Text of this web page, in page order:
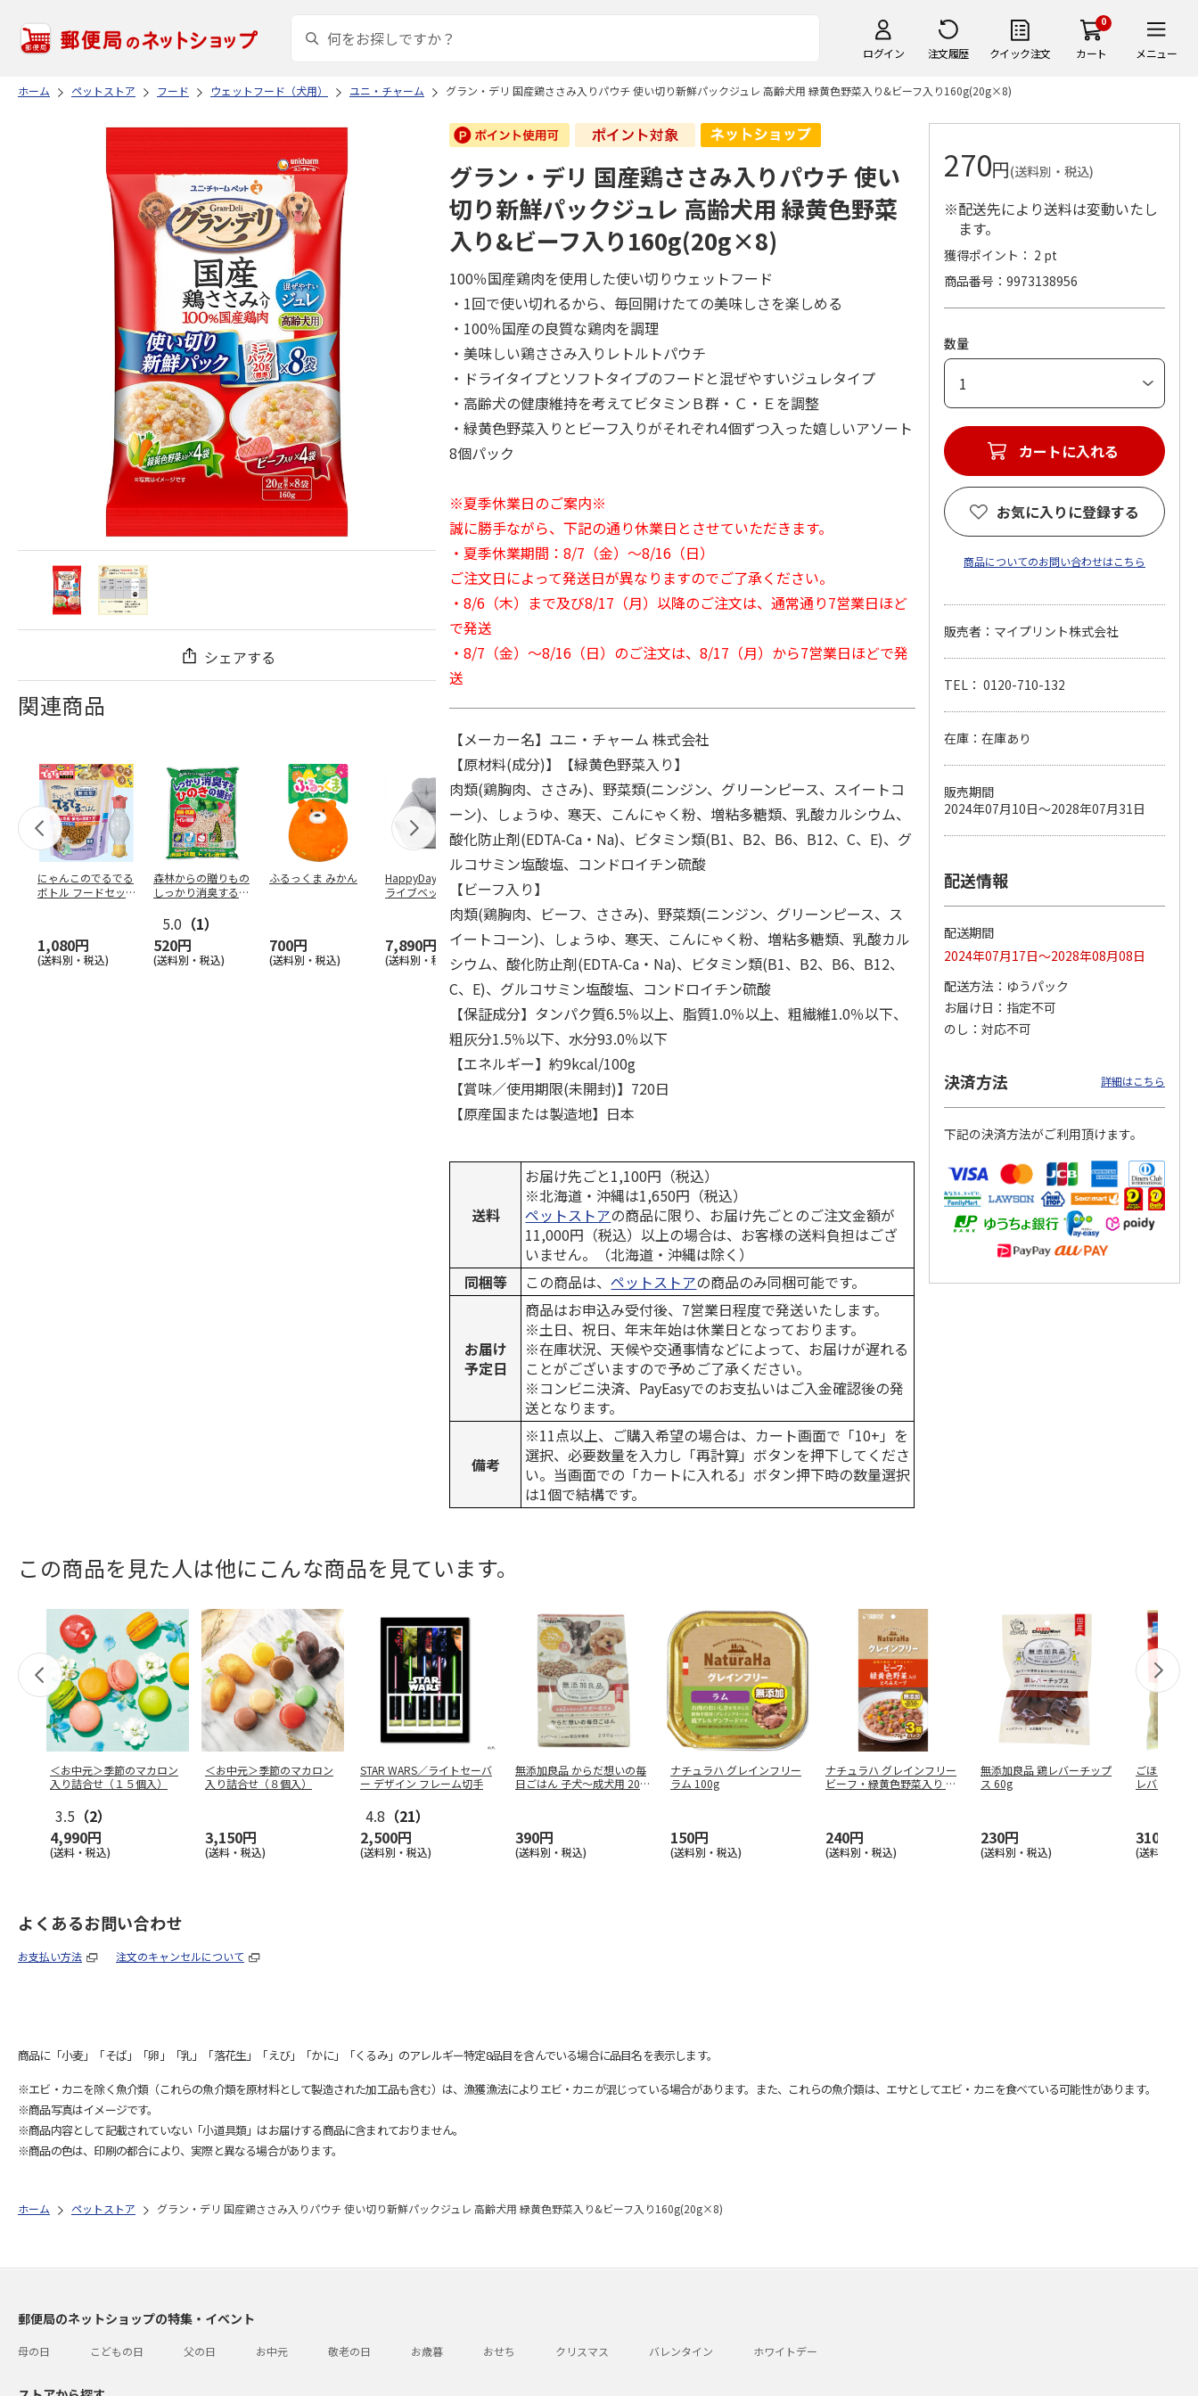
ログイン 注文履歴 クイック注文
0
カート メニュー
ホーム ペットストア フード ウェットフード（犬用） ユニ・チャーム グラン・デリ 国産鶏ささみ入りパウチ 使い切り新鮮パックジュレ 高齢犬用 緑黄色野菜入り&ビーフ入り160g(20g×8)
シェアする
関連商品
にゃんこのでるでる
ボトル フードセッ
1,080円
(送料別・税込)
森林からの贈りもの
しっかり消臭するひ
5.0 （1）
520円
(送料別・税込)
ふるっくま みかん
700円
(送料別・税込)
HappyDays 2wayド
ライブベッド グレ
7,890円
(送料別・税込)
をとる砂専用 猫ト
イレ ナチュラルグ
レー
1,550円
(送料別・税込)
ンド 4L
1,320円
(送料別・税込)
ぐるぐるボーン型 S
…
470円
(送料別・税込)
こ用 まぐろ・かつ
おに…
120円
(送料別・税込)
ペット線香 虹のか
なた フルーティフ
ローラルの香り
590円
(送料別・税込)
えBOX とりささ…
380円
(送料別・税込)
グラン・デリ 国産鶏ささみ入りパウチ 使い
切り新鮮パックジュレ 高齢犬用 緑黄色野菜
入り&ビーフ入り160g(20g×8)
100％国産鶏肉を使用した使い切りウェットフード
・1回で使い切れるから、毎回開けたての美味しさを楽しめる
・100％国産の良質な鶏肉を調理
・美味しい鶏ささみ入りレトルトパウチ
・ドライタイプとソフトタイプのフードと混ぜやすいジュレタイプ
・高齢犬の健康維持を考えてビタミンＢ群・Ｃ・Ｅを調整
・緑黄色野菜入りとビーフ入りがそれぞれ4個ずつ入った嬉しいアソート
8個パック
※夏季休業日のご案内※
誠に勝手ながら、下記の通り休業日とさせていただきます。
・夏季休業期間：8/7（金）～8/16（日）
ご注文日によって発送日が異なりますのでご了承ください。
・8/6（木）まで及び8/17（月）以降のご注文は、通常通り7営業日ほど
で発送
・8/7（金）～8/16（日）のご注文は、8/17（月）から7営業日ほどで発
送
【メーカー名】ユニ・チャーム 株式会社
【原材料(成分)】【緑黄色野菜入り】
肉類(鶏胸肉、ささみ)、野菜類(ニンジン、グリーンピース、スイートコ
ーン)、しょうゆ、寒天、こんにゃく粉、増粘多糖類、乳酸カルシウム、
酸化防止剤(EDTA-Ca・Na)、ビタミン類(B1、B2、B6、B12、C、E)、グ
ルコサミン塩酸塩、コンドロイチン硫酸
【ビーフ入り】
肉類(鶏胸肉、ビーフ、ささみ)、野菜類(ニンジン、グリーンピース、ス
イートコーン)、しょうゆ、寒天、こんにゃく粉、増粘多糖類、乳酸カル
シウム、酸化防止剤(EDTA-Ca・Na)、ビタミン類(B1、B2、B6、B12、
C、E)、グルコサミン塩酸塩、コンドロイチン硫酸
【保証成分】タンパク質6.5％以上、脂質1.0％以上、粗繊維1.0％以下、
粗灰分1.5％以下、水分93.0％以下
【エネルギー】約9kcal/100g
【賞味／使用期限(未開封)】720日
【原産国または製造地】日本
送料
お届け先ごと1,100円（税込）
※北海道・沖縄は1,650円（税込）
ペットストアの商品に限り、お届け先ごとのご注文金額が
11,000円（税込）以上の場合は、お客様の送料負担はござ
いません。（北海道・沖縄は除く）
同梱等
この商品は、ペットストアの商品のみ同梱可能です。
お届け
予定日
商品はお申込み受付後、7営業日程度で発送いたします。
※土日、祝日、年末年始は休業日となっております。
※在庫状況、天候や交通事情などによって、お届けが遅れる
ことがございますので予めご了承ください。
※コンビニ決済、PayEasyでのお支払いはご入金確認後の発
送となります。
備考
※11点以上、ご購入希望の場合は、カート画面で「10+」を
選択、必要数量を入力し「再計算」ボタンを押下してくださ
い。当画面での「カートに入れる」ボタン押下時の数量選択
は1個で結構です。
270円(送料別・税込)
※配送先により送料は変動いたし
ます。
獲得ポイント： 2 pt
商品番号
9973138956
数量
カートに入れる
お気に入りに登録する
商品についてのお問い合わせはこちら
販売者：マイプリント株式会社
TEL： 0120-710-132
在庫：在庫あり
販売期間
2024年07月10日～2028年07月31日
配送情報
配送期間
2024年07月17日～2028年08月08日
配送方法
ゆうパック
お届け日
指定不可
のし
対応不可
決済方法 詳細はこちら
下記の決済方法がご利用頂けます。
この商品を見た人は他にこんな商品を見ています。
＜お中元＞季節のマカロン
入り詰合せ（１５個入）
3.5 （2）
4,990円
(送料・税込)
＜お中元＞季節のマカロン
入り詰合せ（８個入）
3,150円
(送料・税込)
STAR WARS／ライトセーバ
ー デザイン フレーム切手
4.8 （21）
2,500円
(送料別・税込)
無添加良品 からだ想いの毎
日ごはん 子犬～成犬用 200
390円
(送料別・税込)
ナチュラハ グレインフリー
ラム 100g
150円
(送料別・税込)
ナチュラハ グレインフリー
ビーフ・緑黄色野菜入り と
240円
(送料別・税込)
無添加良品 鶏レバーチップ
ス 60g
230円
(送料別・税込)
ごほうびセ
レバースナ
310円
(送料別・税
よくあるお問い合わせ
お支払い方法 注文のキャンセルについて
商品に「小麦」「そば」「卵」「乳」「落花生」「えび」「かに」「くるみ」のアレルギー特定8品目を含んでいる場合に品目名を表示します。
※エビ・カニを除く魚介類（これらの魚介類を原材料として製造された加工品も含む）は、漁獲漁法によりエビ・カニが混じっている場合があります。また、これらの魚介類は、エサとしてエビ・カニを食べている可能性があります。
※商品写真はイメージです。
※商品内容として記載されていない「小道具類」はお届けする商品に含まれておりません。
※商品の色は、印刷の都合により、実際と異なる場合があります。
ホーム ペットストア グラン・デリ 国産鶏ささみ入りパウチ 使い切り新鮮パックジュレ 高齢犬用 緑黄色野菜入り&ビーフ入り160g(20g×8)
郵便局のネットショップの特集・イベント
母の日 こどもの日 父の日 お中元 敬老の日 お歳暮 おせち クリスマス バレンタイン ホワイトデー